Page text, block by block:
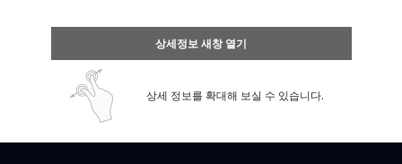
상세정보 새창 열기
상세 정보를 확대해 보실 수 있습니다.